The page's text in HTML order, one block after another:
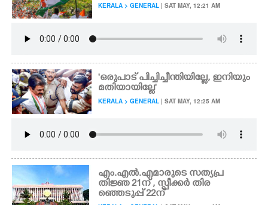
KERALA > GENERAL | SAT MAY, 12:21 AM
'ഒരുപാട് പിച്ചിച്ചീന്തിയില്ലേ, ഇനിയും
മതിയായില്ലേ'
KERALA > GENERAL | SAT MAY, 12:25 AM
എം.എൽ.എമാരുടെ സത്യപ്ര
തിജ്ഞ 21ന് , സ്പീക്കർ തിര
ഞ്ഞെടുപ്പ് 22ന്